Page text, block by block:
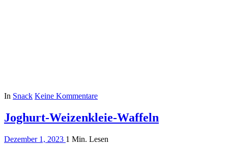
In Snack Keine Kommentare
Joghurt-Weizenkleie-Waffeln
Dezember 1, 2023 1 Min. Lesen